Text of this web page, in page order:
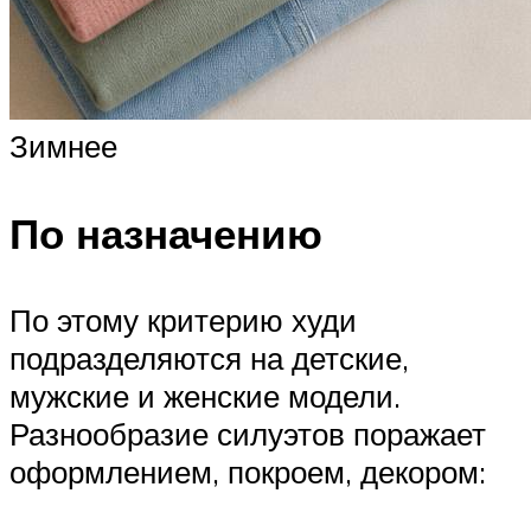
Зимнее
По назначению
По этому критерию худи
подразделяются на детские,
мужские и женские модели.
Разнообразие силуэтов поражает
оформлением, покроем, декором: